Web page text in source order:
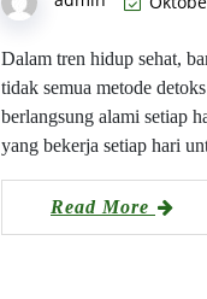
Dalam tren hidup sehat,
tidak semua metode
berlangsung alami setiap
yang bekerja setiap hari
Read More